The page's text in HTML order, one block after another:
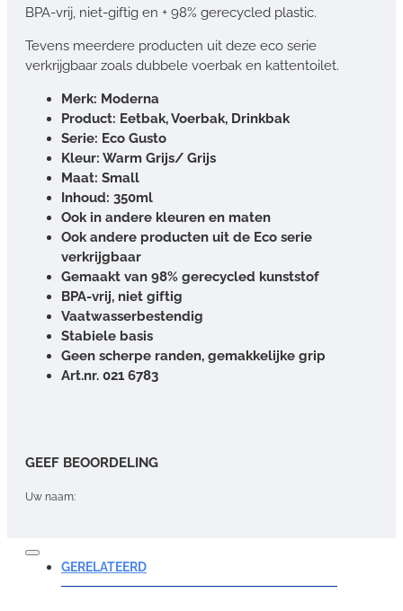
BPA-vrij, niet-giftig en + 98% gerecycled plastic.
Tevens meerdere producten uit deze eco serie
verkrijgbaar zoals dubbele voerbak en kattentoilet.
Merk: Moderna
Product: Eetbak, Voerbak, Drinkbak
Serie: Eco Gusto
Kleur: Warm Grijs/ Grijs
Maat: Small
Inhoud: 350ml
Ook in andere kleuren en maten
Ook andere producten uit de Eco serie
verkrijgbaar
Gemaakt van 98% gerecycled kunststof
BPA-vrij, niet giftig
Vaatwasserbestendig
Stabiele basis
Geen scherpe randen, gemakkelijke grip
Art.nr. 021 6783
GEEF BEOORDELING
Uw naam:
Opmerking:
GERELATEERD